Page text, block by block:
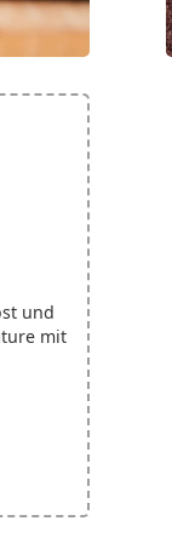
und
mit